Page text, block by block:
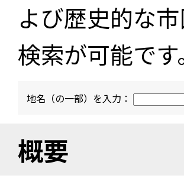
よび歴史的な
検索が可能です
地名（の一部）を入力：
概要